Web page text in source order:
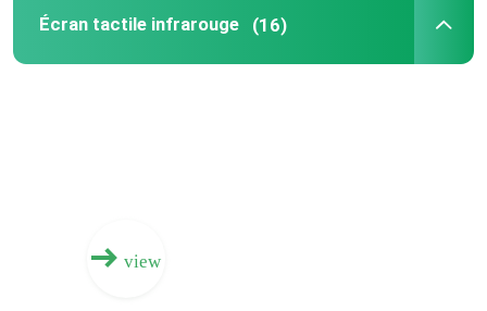
Écran tactile infrarouge
Écran tactile infrarouge (16)
view